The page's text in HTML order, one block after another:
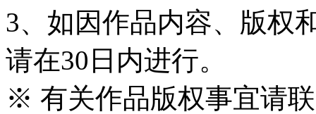
3、如因作品内容、版权
请在30日内进行。
※ 有关作品版权事宜请